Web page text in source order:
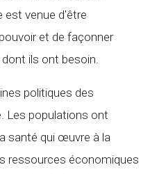
est venue d'être
et de façonner
ils ont besoin.
politiques des
Les populations ont
santé qui œuvre à la
ressources économiques